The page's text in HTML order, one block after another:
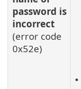
password is
incorrect
(error code
0x52e)
•